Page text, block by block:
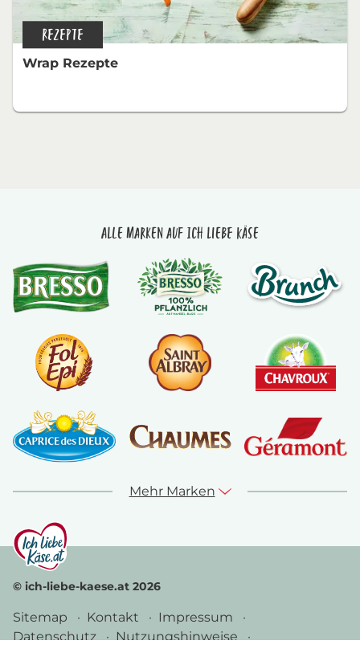
REZEPTE
Wrap Rezepte
Alle Marken auf Ich liebe Käse
Mehr Marken
© ich-liebe-kaese.at 2026
Sitemap Kontakt
Impressum
Datenschutz
Nutzungshinweise